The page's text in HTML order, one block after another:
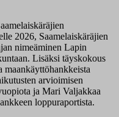
2026, Saamelaiskäräjien
nimeäminen Lapin
Lisäksi täyskokous
maankäyttöhankkeista
arvioimisen
ja Mari Valjakkaa
loppuraportista.